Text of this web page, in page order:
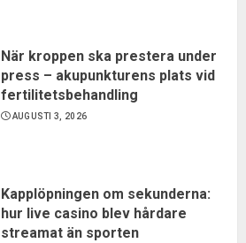
När kroppen ska prestera under
press – akupunkturens plats vid
fertilitetsbehandling
AUGUSTI 3, 2026
Kapplöpningen om sekunderna:
hur live casino blev hårdare
streamat än sporten